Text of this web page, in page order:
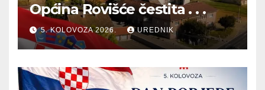
Općina Rovišće čestita . . .
5. KOLOVOZA 2026. UREDNIK